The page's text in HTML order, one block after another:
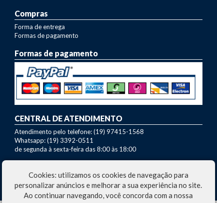
Compras
Forma de entrega
Formas de pagamento
Formas de pagamento
CENTRAL DE ATENDIMENTO
Atendimento pelo telefone: (19) 97415-1568
Whatsapp: (19) 3392-0511
de segunda à sexta-feira das 8:00 às 18:00
Entre em contato com nosso SAC:
marcio@fazo.com.br
Cookies: utilizamos os cookies de navegação para
personalizar anúncios e melhorar a sua experiência no site.
Ao continuar navegando, você concorda com a nossa